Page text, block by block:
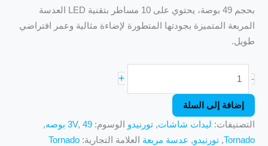
بحجم 49 بوصة، يحتوي على 10 مساطر بتقنية LED العدسة
المربعة المتميزة بجودتها المتطورة لإضاءة مثالية وعمر افتراضي
طويل.
-
+
إضافة إلى السلة
التصنيفات: ليدات شاشات,تورنيدو الوسوم: 3V, 49 بوصه
,
Tornado
,تورنيدو, عدسة مربعة العلامة التجارية:Tornado